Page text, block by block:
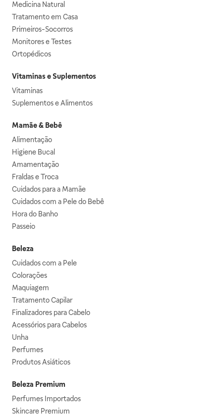
Medicina Natural
Tratamento em Casa
Primeiros-Socorros
Monitores e Testes
Ortopédicos
Vitaminas e Suplementos
Vitaminas
Suplementos e Alimentos
Mamãe & Bebê
Alimentação
Higiene Bucal
Amamentação
Fraldas e Troca
Cuidados para a Mamãe
Cuidados com a Pele do Bebê
Hora do Banho
Passeio
Beleza
Cuidados com a Pele
Colorações
Maquiagem
Tratamento Capilar
Finalizadores para Cabelo
Acessórios para Cabelos
Unha
Perfumes
Produtos Asiáticos
Beleza Premium
Perfumes Importados
Skincare Premium